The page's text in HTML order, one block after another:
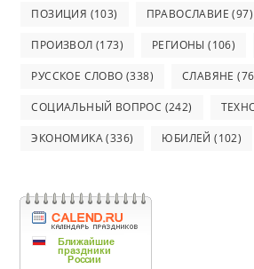
ПОЗИЦИЯ (103) ПРАВОСЛАВИЕ (97)
ПРОИЗВОЛ (173) РЕГИОНЫ (106)
РУССКОЕ СЛОВО (338) СЛАВЯНЕ
СОЦИАЛЬНЫЙ ВОПРОС (242)
ЭКОНОМИКА(336) ЮБИЛЕЙ (102)